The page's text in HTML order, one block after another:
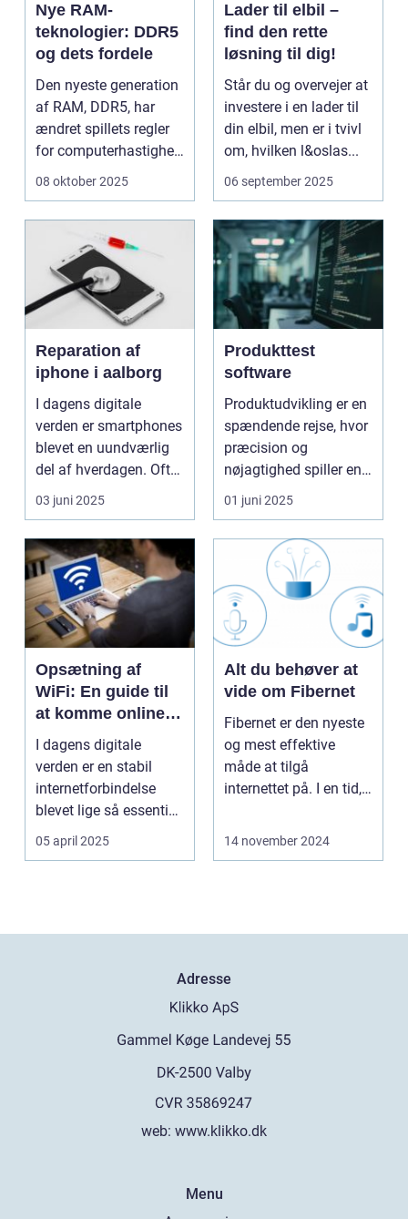
Nye RAM-
teknologier: DDR5
og dets fordele
Den nyeste generation
af RAM, DDR5, har
ændret spillets regler
for computerhastighed
og effekt...
08 oktober 2025
Lader til elbil –
find den rette
løsning til dig!
Står du og overvejer at
investere i en lader til
din elbil, men er i tvivl
om, hvilken l&oslas...
06 september 2025
Reparation af
iphone i aalborg
I dagens digitale
verden er smartphones
blevet en uundværlig
del af hverdagen. Ofte
stolte eje...
03 juni 2025
Produkttest
software
Produktudvikling er en
spændende rejse, hvor
præcision og
nøjagtighed spiller en
...
01 juni 2025
Opsætning af
WiFi: En guide til
at komme online
nemt og hurtigt
I dagens digitale
verden er en stabil
internetforbindelse
blevet lige så essentiel
som elektri...
05 april 2025
Alt du behøver at
vide om Fibernet
Fibernet er den nyeste
og mest effektive
måde at tilgå
internettet på. I en tid,
14 november 2024
Adresse
web: www.klikko.dk
Menu